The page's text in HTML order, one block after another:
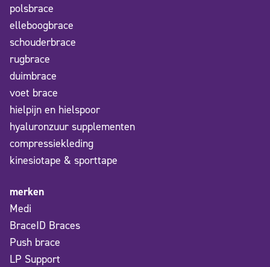
polsbrace
elleboogbrace
schouderbrace
rugbrace
duimbrace
voet brace
hielpijn en hielspoor
hyaluronzuur supplementen
compressiekleding
kinesiotape & sporttape
merken
Medi
BraceID Braces
Push brace
LP Support